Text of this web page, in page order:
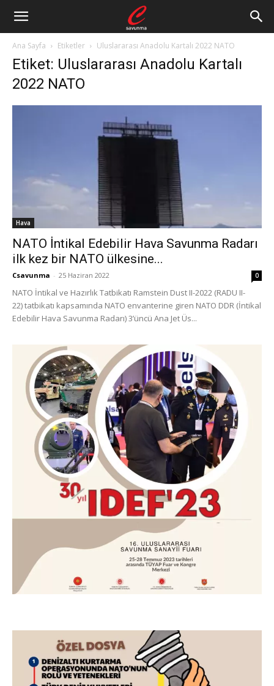
Ana Sayfa Etiketler Uluslararası Anadolu Kartalı 2022 NATO
Etiket: Uluslararası Anadolu Kartalı
2022 NATO
Hava
NATO İntikal Edebilir Hava Savunma Radarı
ilk kez bir NATO ülkesine...
Csavunma - 25 Haziran 2022 0
NATO İntikal ve Hazırlık Tatbikatı Ramstein Dust II-2022 (RADU II-
22) tatbikatı kapsamında NATO envanterine giren NATO DDR (İntikal
Edebilir Hava Savunma Radarı) 3’üncü Ana Jet Üs...